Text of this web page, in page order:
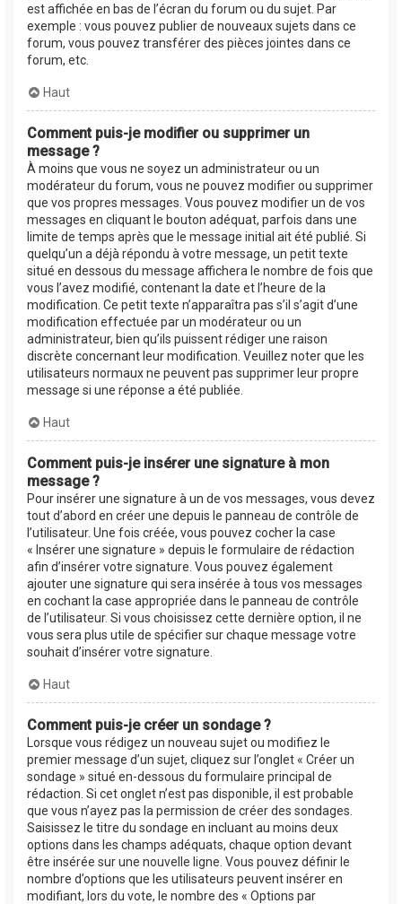
est affichée en bas de l’écran du forum ou du sujet. Par
exemple : vous pouvez publier de nouveaux sujets dans ce
forum, vous pouvez transférer des pièces jointes dans ce
forum, etc.
Haut
Comment puis-je modifier ou supprimer un
message ?
À moins que vous ne soyez un administrateur ou un
modérateur du forum, vous ne pouvez modifier ou supprimer
que vos propres messages. Vous pouvez modifier un de vos
messages en cliquant le bouton adéquat, parfois dans une
limite de temps après que le message initial ait été publié. Si
quelqu’un a déjà répondu à votre message, un petit texte
situé en dessous du message affichera le nombre de fois que
vous l’avez modifié, contenant la date et l’heure de la
modification. Ce petit texte n’apparaîtra pas s’il s’agit d’une
modification effectuée par un modérateur ou un
administrateur, bien qu’ils puissent rédiger une raison
discrète concernant leur modification. Veuillez noter que les
utilisateurs normaux ne peuvent pas supprimer leur propre
message si une réponse a été publiée.
Haut
Comment puis-je insérer une signature à mon
message ?
Pour insérer une signature à un de vos messages, vous devez
tout d’abord en créer une depuis le panneau de contrôle de
l’utilisateur. Une fois créée, vous pouvez cocher la case
« Insérer une signature » depuis le formulaire de rédaction
afin d’insérer votre signature. Vous pouvez également
ajouter une signature qui sera insérée à tous vos messages
en cochant la case appropriée dans le panneau de contrôle
de l’utilisateur. Si vous choisissez cette dernière option, il ne
vous sera plus utile de spécifier sur chaque message votre
souhait d’insérer votre signature.
Haut
Comment puis-je créer un sondage ?
Lorsque vous rédigez un nouveau sujet ou modifiez le
premier message d’un sujet, cliquez sur l’onglet « Créer un
sondage » situé en-dessous du formulaire principal de
rédaction. Si cet onglet n’est pas disponible, il est probable
que vous n’ayez pas la permission de créer des sondages.
Saisissez le titre du sondage en incluant au moins deux
options dans les champs adéquats, chaque option devant
être insérée sur une nouvelle ligne. Vous pouvez définir le
nombre d’options que les utilisateurs peuvent insérer en
modifiant, lors du vote, le nombre des « Options par